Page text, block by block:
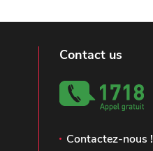
Contact us
Contactez-nous !